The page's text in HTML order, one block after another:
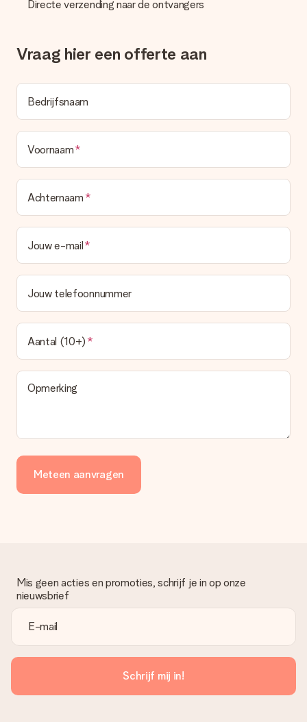
deze ook altijd terugvinden in jouw MySurprise. Je kunt dus
Directe verzending naar de ontvangers
Vraag hier een offerte aan
Bedrijfsnaam
Voornaam
Achternaam
Jouw e-mail
Jouw telefoonnummer
Aantal (10+)
Opmerking
Meteen aanvragen
Mis geen acties en promoties, schrijf je in op onze
nieuwsbrief
Schrijf mij in!